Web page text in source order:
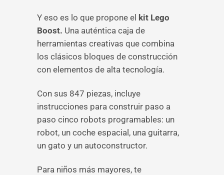
Y eso es lo que propone el kit Lego
Boost. Una auténtica caja de
herramientas creativas que combina
los clásicos bloques de construcción
con elementos de alta tecnología.
Con sus 847 piezas, incluye
instrucciones para construir paso a
paso cinco robots programables: un
robot, un coche espacial, una guitarra,
un gato y un autoconstructor.
Para niños más mayores, te